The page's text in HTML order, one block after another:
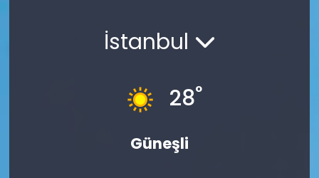
İstanbul
28°
Güneşli